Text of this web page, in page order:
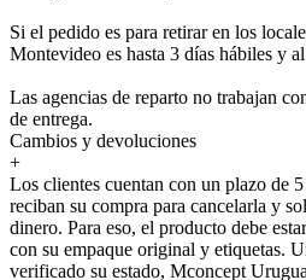
Si el pedido es para retirar en los
Montevideo es hasta 3 días hábiles y
Las agencias de reparto no trabajan
de entrega.
Cambios y devoluciones
+
Los clientes cuentan con un plazo de
reciban su compra para cancelarla y
dinero. Para eso, el producto debe
con su empaque original y etiquetas.
verificado su estado, Mconcept